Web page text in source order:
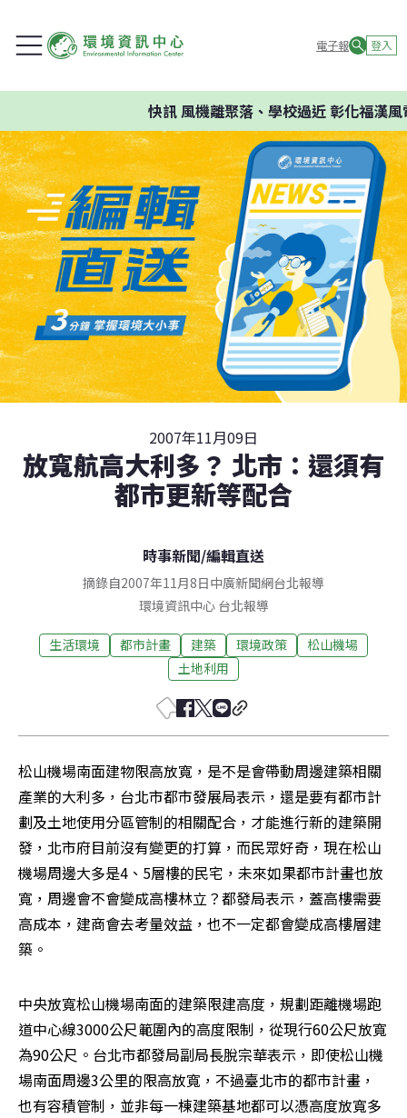
電子報 登入
快訊風機離聚落、學校過近 彰化福漢風
2007年11月09日
放寬航高大利多？ 北市：還須有
都市更新等配合
時事新聞/編輯直送
摘錄自2007年11月8日中廣新聞網台北報導
環境資訊中心 台北報導
生活環境 都市計畫 建築 環境政策
松山機場
土地利用
松山機場南面建物限高放寬，是不是會帶動周邊建築相關
產業的大利多，台北市都市發展局表示，還是要有都市計
劃及土地使用分區管制的相關配合，才能進行新的建築開
發，北市府目前沒有變更的打算，而民眾好奇，現在松山
機場周邊大多是4、5層樓的民宅，未來如果都市計畫也放
寬，周邊會不會變成高樓林立？都發局表示，蓋高樓需要
高成本，建商會去考量效益，也不一定都會變成高樓層建
築。
中央放寬松山機場南面的建築限建高度，規劃距離機場跑
道中心線3000公尺範圍內的高度限制，從現行60公尺放寬
為90公尺。台北市都發局副局長脫宗華表示，即使松山機
場南面周邊3公里的限高放寬，不過臺北市的都市計畫，
也有容積管制，並非每一棟建築基地都可以憑高度放寬多